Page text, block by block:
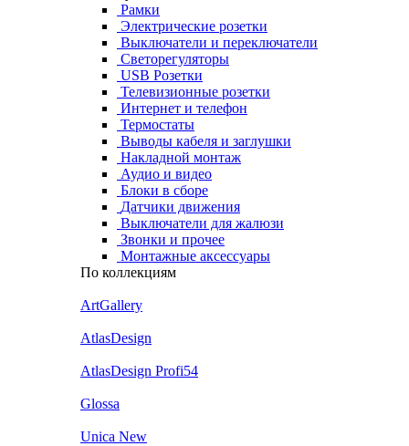
Рамки
Электрические розетки
Выключатели и переключатели
Светорегуляторы
USB Розетки
Телевизионные розетки
Интернет и телефон
Термостаты
Выводы кабеля и заглушки
Накладной монтаж
Аудио и видео
Блоки в сборе
Датчики движения
Выключатели для жалюзи
Звонки и прочее
Монтажные аксессуары
По коллекциям
ArtGallery
AtlasDesign
AtlasDesign Profi54
Glossa
Unica New